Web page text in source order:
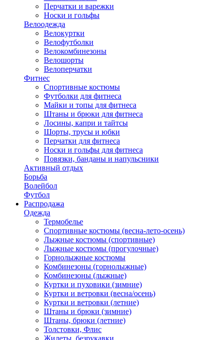
Перчатки и варежки
Носки и гольфы
Велоодежда
Велокуртки
Велофутболки
Велокомбинезоны
Велошорты
Велоперчатки
Фитнес
Спортивные костюмы
Футболки для фитнеса
Майки и топы для фитнеса
Штаны и брюки для фитнеса
Лосины, капри и тайтсы
Шорты, трусы и юбки
Перчатки для фитнеса
Носки и гольфы для фитнеса
Повязки, банданы и напульсники
Активный отдых
Борьба
Волейбол
Футбол
Распродажа
Одежда
Термобелье
Спортивные костюмы (весна-лето-осень)
Лыжные костюмы (спортивные)
Лыжные костюмы (прогулочные)
Горнолыжные костюмы
Комбинезоны (горнолыжные)
Комбинезоны (лыжные)
Куртки и пуховики (зимние)
Куртки и ветровки (весна/осень)
Куртки и ветровки (летние)
Штаны и брюки (зимние)
Штаны, брюки (летние)
Толстовки, Флис
Жилеты, безрукавки